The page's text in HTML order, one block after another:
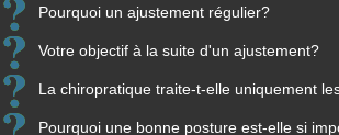
Clinique
Pourquoi un ajustement régulier?
Votre objectif à la suite d'un ajustement?
La chiropratique traite-t-elle uniquement
Pourquoi une bonne posture est-elle si